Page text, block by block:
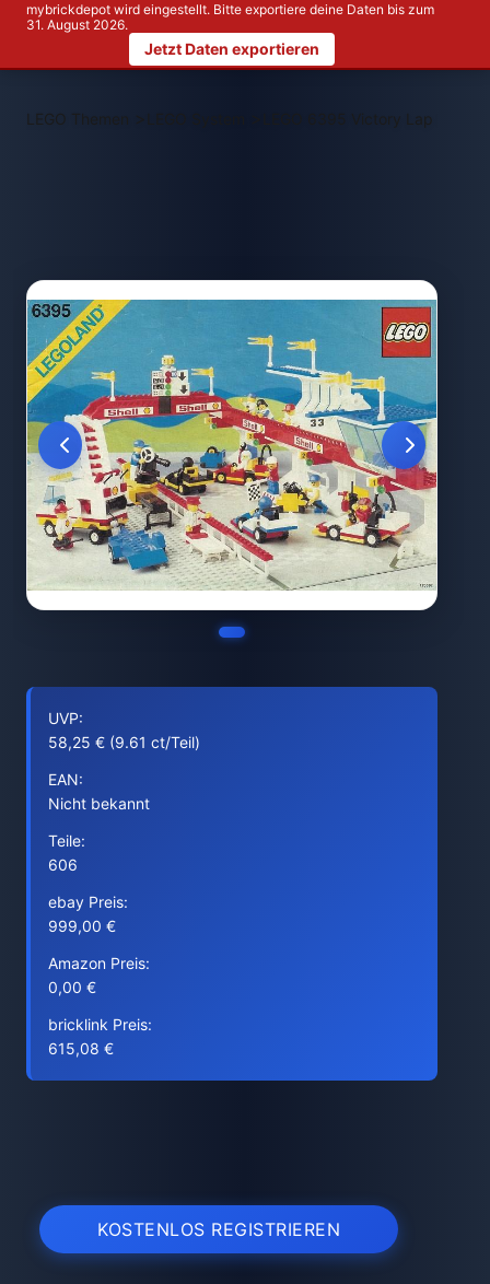
mybrickdepot wird eingestellt. Bitte exportiere deine Daten bis zum
31. August 2026.
Jetzt Daten exportieren
LEGO Themen > LEGO 6395 Victory Lap
UVP:
58,25 € (9.61 ct/Teil)
EAN:
Nicht bekannt
Teile:
606
ebay Preis:
999,00 €
Amazon Preis:
0,00 €
bricklink Preis:
615,08 €
KOSTENLOS REGISTRIEREN